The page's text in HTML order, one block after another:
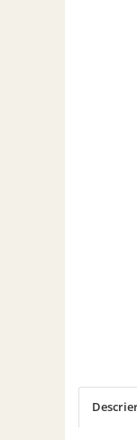
REDUCERI VASE
CUPTOARE PENTRU
ACCESORII PENTRU